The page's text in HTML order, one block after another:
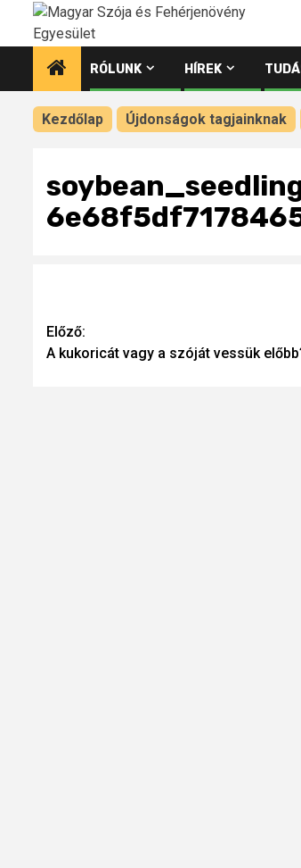
Ugrás
tartalomhoz
RÓLUNK HÍREK
Kezdőlap Újdonságok tagjainknak
Continue
Reading
Előző:
A kukoricát vagy a szóját vessük